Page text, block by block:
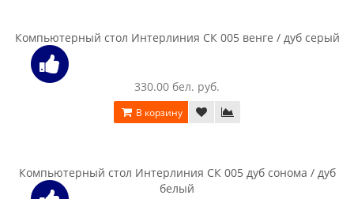
Стол компьютерный Halmar Narvik B1 дуб сонома / черный
456.00 бел. руб.
В корзину